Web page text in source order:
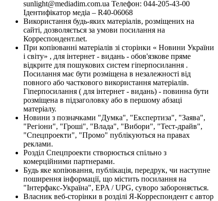
sunlight@mediadim.com.ua Телефон: 044-205-43-00
Ідентифікатор медіа – R40-06068
Використання будь-яких матеріалів, розміщених на
сайті, дозволяється за умови посилання на
Корреспондент.net.
При копіюванні матеріалів зі сторінки « Новини України
і світу» , для інтернет - видань - обов'язкове пряме
відкрите для пошукових систем гіперпосилання .
Посилання має бути розміщена в незалежності від
повного або часткового використання матеріалів.
Гіперпосилання ( для інтернет - видань) - повинна бути
розміщена в підзаголовку або в першому абзаці
матеріалу.
Новини з позначками "Думка", "Експертиза", "Заява",
"Регіони", "Гроші", "Влада", "Вибори", "Тест-драйв",
"Спецпроекти", "Промо" публікуються на правах
реклами.
Розділ Спецпроекти створюється спільно з
комерційними партнерами.
Будь яке копіювання, публікація, передрук, чи наступне
поширення інформації, що містить посилання на
"Інтерфакс-Україна", EPA / UPG, суворо забороняється.
Власник веб-сторінки в розділі Я-Корреспондент є автор